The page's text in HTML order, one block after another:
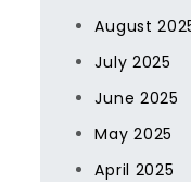
August
July 2025
June 2025
May 2025
April 2025